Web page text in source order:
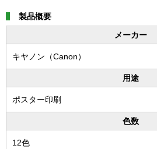
製品概要
メーカー
キヤノン（Canon）
用途
ポスター印刷
色数
12色